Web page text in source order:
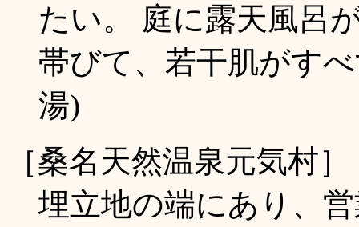
たい。 庭に露天風呂
帯びて、若干肌がす
湯)
［桑名天然温泉元気村
埋立地の端にあり、